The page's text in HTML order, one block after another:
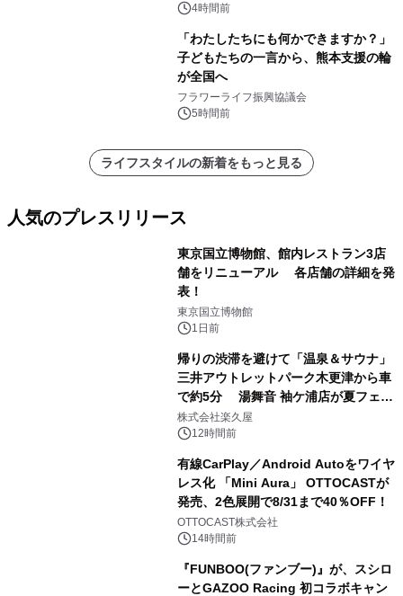
4時間前
「わたしたちにも何かできますか？」
子どもたちの一言から、熊本支援の輪
が全国へ
フラワーライフ振興協議会
5時間前
ライフスタイルの新着をもっと見る
人気のプレスリリース
東京国立博物館、館内レストラン3店
舗をリニューアル 各店舗の詳細を発
表！
東京国立博物館
1日前
帰りの渋滞を避けて「温泉＆サウナ」
三井アウトレットパーク木更津から車
で約5分 湯舞音 袖ケ浦店が夏フェア
メニューを提供
株式会社楽久屋
12時間前
有線CarPlay／Android Autoをワイヤ
レス化 「Mini Aura」 OTTOCASTが
発売、2色展開で8/31まで40％OFF！
OTTOCAST株式会社
14時間前
『FUNBOO(ファンブー)』が、スシロ
ーとGAZOO Racing 初コラボキャン